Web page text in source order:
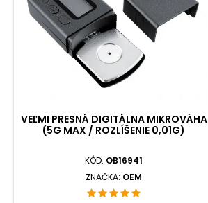
VEĽMI PRESNÁ DIGITÁLNA MIKROVÁHA
(5G MAX / ROZLÍŠENIE 0,01G)
KÓD: OB16941
ZNAČKA: OEM